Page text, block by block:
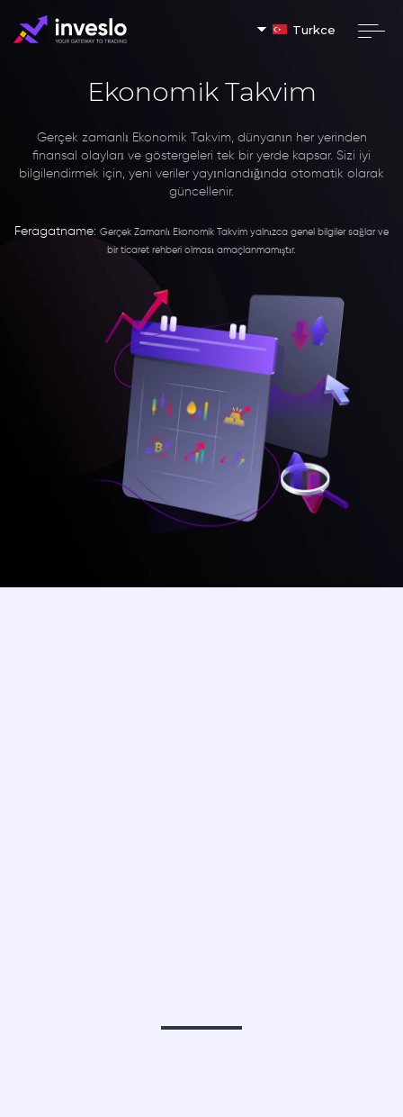
Turkce
Ekonomik Takvim
Gerçek zamanlı Ekonomik Takvim, dünyanın her yerinden
finansal olayları ve göstergeleri tek bir yerde kapsar. Sizi iyi
bilgilendirmek için, yeni veriler yayınlandığında otomatik olarak
güncellenir.
Feragatname: Gerçek Zamanlı Ekonomik Takvim yalnızca genel bilgiler sağlar ve
bir ticaret rehberi olması amaçlanmamıştır.